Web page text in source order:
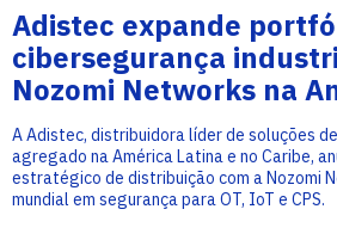
Adistec expande
cibersegurança
Nozomi Networks na
A Adistec, distribuidora líder de soluções
agregado na América Latina e no Caribe,
estratégico de distribuição com a Nozomi
mundial em segurança para OT, IoT e CPS.